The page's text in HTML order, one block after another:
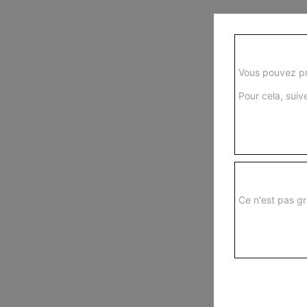
Vous pouvez
Pour cela,
Ce n'est pas